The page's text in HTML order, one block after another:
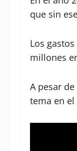
que sin
Los
millones
A pesar
tema en